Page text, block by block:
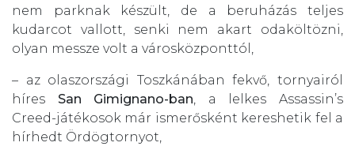
nem parknak készült, de a beruházás teljes
kudarcot vallott, senki nem akart odaköltözni,
olyan messze volt a városközponttól,
– az olaszországi Toszkánában fekvő, tornyairól
híres San Gimignano-ban, a lelkes Assassin’s
Creed-játékosok már ismerősként kereshetik fel a
hírhedt Ördögtornyot,